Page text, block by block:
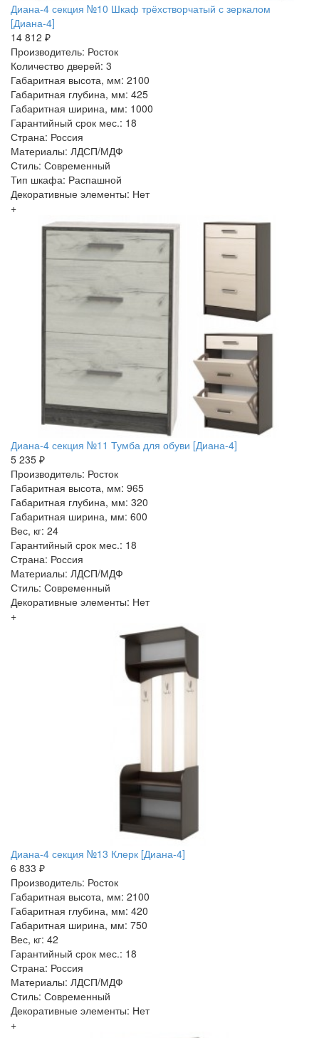
Диана-4 секция №10 Шкаф трёхстворчатый с зеркалом
[Диана-4]
14 812 ₽
Производитель: Росток
Количество дверей: 3
Габаритная высота, мм: 2100
Габаритная глубина, мм: 425
Габаритная ширина, мм: 1000
Гарантийный срок мес.: 18
Страна: Россия
Материалы: ЛДСП/МДФ
Стиль: Современный
Тип шкафа: Распашной
Декоративные элементы: Нет
+
Диана-4 секция №11 Тумба для обуви [Диана-4]
5 235 ₽
Производитель: Росток
Габаритная высота, мм: 965
Габаритная глубина, мм: 320
Габаритная ширина, мм: 600
Вес, кг: 24
Гарантийный срок мес.: 18
Страна: Россия
Материалы: ЛДСП/МДФ
Стиль: Современный
Декоративные элементы: Нет
+
Диана-4 секция №13 Клерк [Диана-4]
6 833 ₽
Производитель: Росток
Габаритная высота, мм: 2100
Габаритная глубина, мм: 420
Габаритная ширина, мм: 750
Вес, кг: 42
Гарантийный срок мес.: 18
Страна: Россия
Материалы: ЛДСП/МДФ
Стиль: Современный
Декоративные элементы: Нет
+